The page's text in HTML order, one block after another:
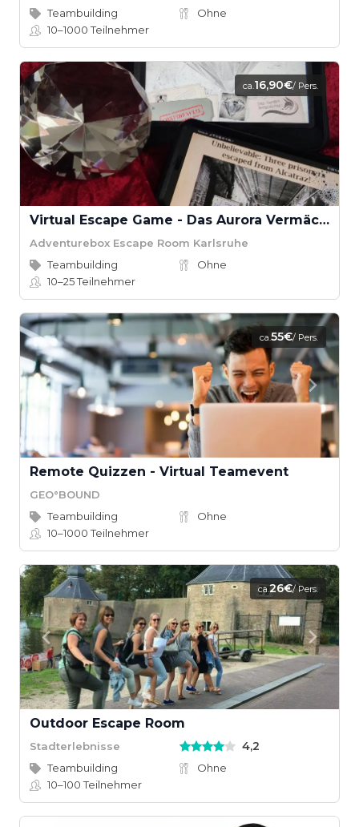
Teambuilding
Ohne
10–1000Teilnehmer
ca.16,90€/ Pers.
Virtual Escape Game - Das Aurora Vermächtnis
Adventurebox Escape Room Karlsruhe
Teambuilding
Ohne
10–25Teilnehmer
ca.55€/ Pers.
Remote Quizzen - Virtual Teamevent
GEO°BOUND
Teambuilding
Ohne
10–1000Teilnehmer
ca.26€/ Pers.
Outdoor Escape Room
Stadterlebnisse 4,2
Teambuilding
Ohne
10–100Teilnehmer